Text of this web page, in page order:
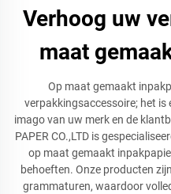
Verhoog uw
maat
Op maat gemaakt
verpakkingsaccessoire; het is
imago van uw merk en de
PAPER CO.,LTD is
op maat gemaakt
behoeften. Onze producten
grammaturen, waardoor